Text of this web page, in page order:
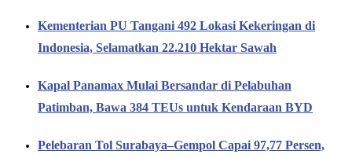
Kementerian PU Tangani 492 Lokasi Kekeringan di
Indonesia, Selamatkan 22.210 Hektar Sawah
Kapal Panamax Mulai Bersandar di Pelabuhan
Patimban, Bawa 384 TEUs untuk Kendaraan BYD
Pelebaran Tol Surabaya–Gempol Capai 97,77 Persen,